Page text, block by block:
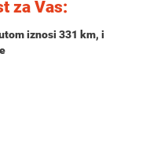
za Vas:
iznosi 331 km, i